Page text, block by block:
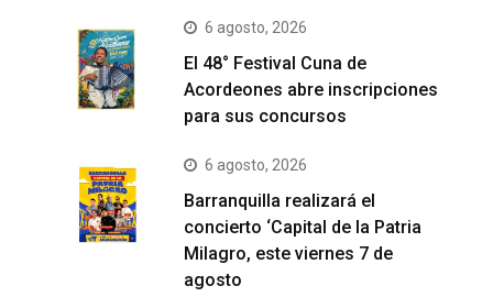
6 agosto, 2026
El 48° Festival Cuna de
Acordeones abre inscripciones
para sus concursos
6 agosto, 2026
Barranquilla realizará el
concierto ‘Capital de la Patria
Milagro, este viernes 7 de
agosto